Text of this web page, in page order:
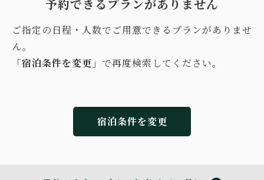
予約できるプランがありません
ご指定の日程・人数でご用意できるプランがありませ
ん。
「宿泊条件を変更」 で再度検索してください。
宿泊条件を変更